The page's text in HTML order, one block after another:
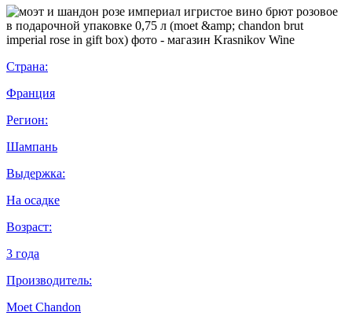
Страна:
Франция
Регион:
Шампань
Выдержка:
На осадке
Возраст:
3 года
Производитель:
Moet Chandon